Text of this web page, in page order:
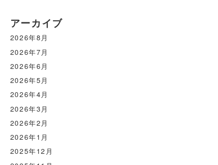
アーカイブ
2026年8月
2026年7月
2026年6月
2026年5月
2026年4月
2026年3月
2026年2月
2026年1月
2025年12月